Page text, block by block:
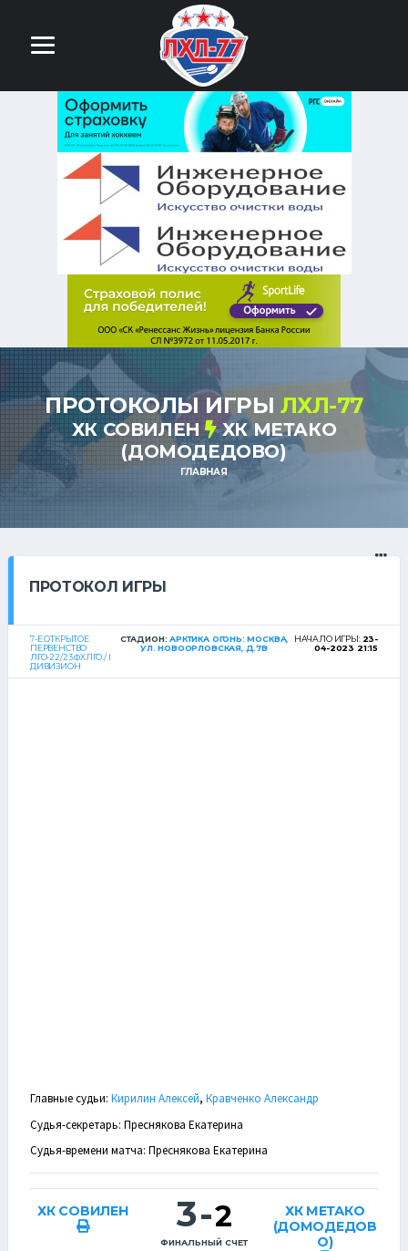
ПРОТОКОЛЫ ИГРЫ ЛХЛ-77
ХК СОВИЛЕН
ХК МЕТАКО
(ДОМОДЕДОВО)
ГЛАВНАЯ
ПРОТОКОЛ ИГРЫ
7-Е ОТКРЫТОЕ
ПЕРВЕНСТВО
ЛГО-22/23 ФХЛГО / I
ДИВИЗИОН
СТАДИОН:АРКТИКА ОГОНЬ: МОСКВА,
УЛ. НОВООРЛОВСКАЯ, Д.7В
НАЧАЛО ИГРЫ: 23-
04-2023 21:15
Главные судьи: Кирилин Алексей, Кравченко Александр
Судья-секретарь: Преснякова Екатерина
Судья-времени матча: Преснякова Екатерина
ХК СОВИЛЕН 3-2
ФИНАЛЬНЫЙ СЧЕТ
ХК МЕТАКО
(ДОМОДЕДОВ
О)